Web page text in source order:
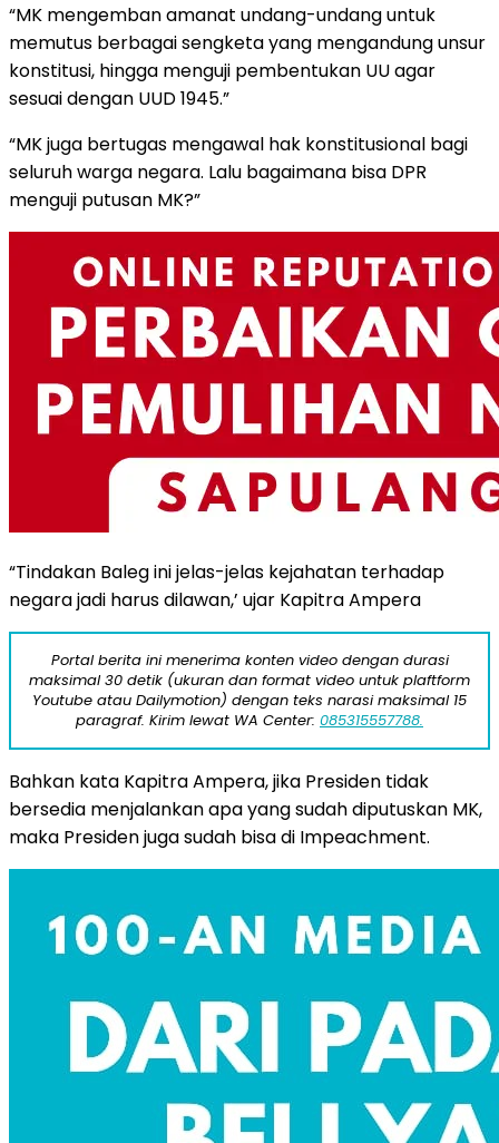
“MK mengemban amanat undang-undang untuk
memutus berbagai sengketa yang mengandung unsur
konstitusi, hingga menguji pembentukan UU agar
sesuai dengan UUD 1945.”
“MK juga bertugas mengawal hak konstitusional bagi
seluruh warga negara. Lalu bagaimana bisa DPR
menguji putusan MK?”
“Tindakan Baleg ini jelas-jelas kejahatan terhadap
negara jadi harus dilawan,’ ujar Kapitra Ampera
Portal berita ini menerima konten video dengan durasi
maksimal 30 detik (ukuran dan format video untuk plaftform
Youtube atau Dailymotion) dengan teks narasi maksimal 15
paragraf. Kirim lewat WA Center: 085315557788.
Bahkan kata Kapitra Ampera, jika Presiden tidak
bersedia menjalankan apa yang sudah diputuskan MK,
maka Presiden juga sudah bisa di Impeachment.